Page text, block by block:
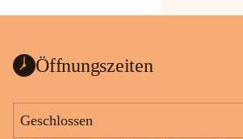
Öffnungszeiten
Geschlossen